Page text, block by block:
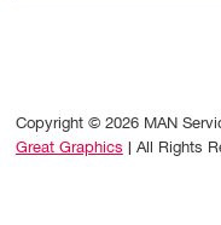
Copyright © 2026 MAN
Great Graphics | All Rights